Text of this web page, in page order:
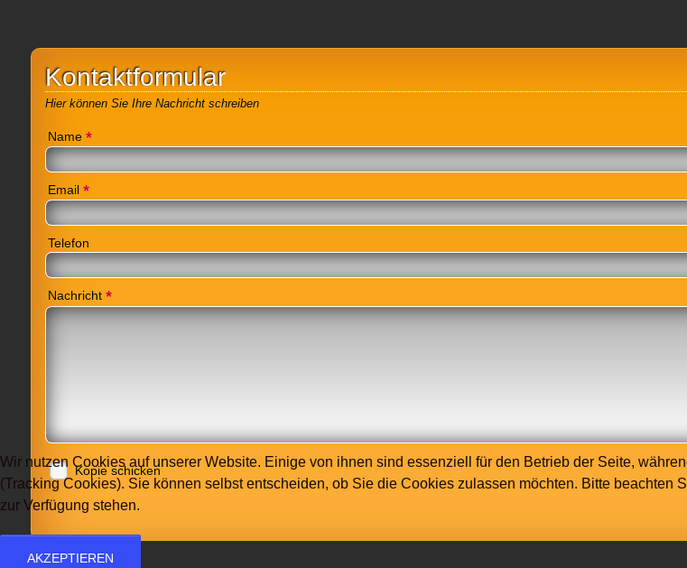
Kontaktformular
Hier können Sie Ihre Nachricht schreiben
Name *
Email *
Telefon
Nachricht *
Kopie schicken
Wir nutzen Cookies auf unserer Website. Einige von ihnen sind essenziell für den Betrieb der Seite,
(Tracking Cookies). Sie können selbst entscheiden, ob Sie die Cookies zulassen möchten. Bitte
zur Verfügung stehen.
AKZEPTIEREN